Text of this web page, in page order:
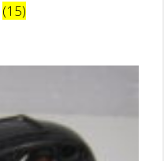
(15)